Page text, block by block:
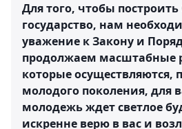
Для того, чтобы
государство, нам
уважение к Закону и
продолжаем масштабные
которые осуществляются,
молодого поколения, для
молодежь ждет светлое
искренне верю в вас и